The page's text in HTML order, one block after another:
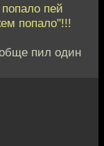
пей
попало"!!!
пил один